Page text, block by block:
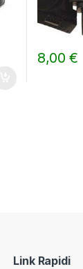
8,00€
Link Rapidi